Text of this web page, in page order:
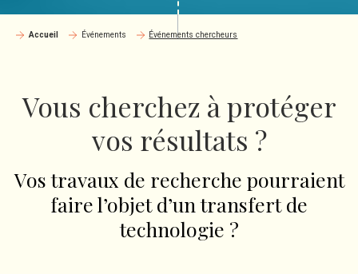
Accueil Événements Événements chercheurs
Vous cherchez à protéger
vos résultats ?
Vos travaux de recherche pourraient
faire l’objet d’un transfert de
technologie ?